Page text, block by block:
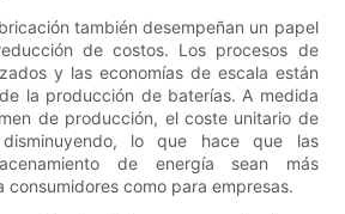
también desempeñan un papel
de costos. Los procesos de
y las economías de escala están
la producción de baterías. A medida
de producción, el coste unitario de
lo que hace que las
de energía sean más
consumidores como para empresas.